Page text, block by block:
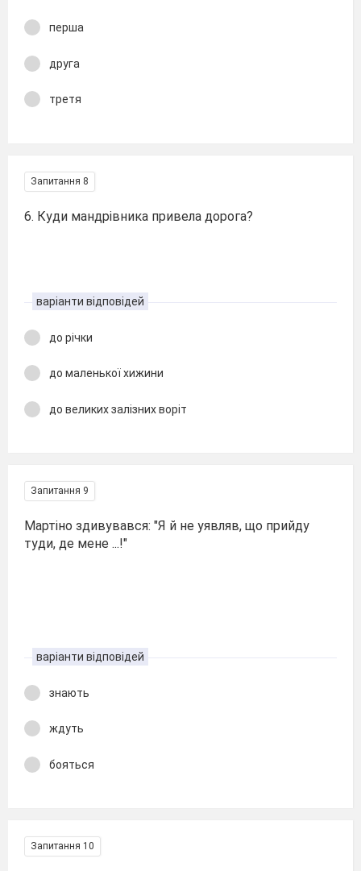
перша
друга
третя
Запитання 8
6. Куди мандрівника привела дорога?
варіанти відповідей
до річки
до маленької хижини
до великих залізних воріт
Запитання 9
Мартіно здивувався: "Я й не уявляв, що прийду
туди, де мене ...!"
варіанти відповідей
знають
ждуть
бояться
Запитання 10